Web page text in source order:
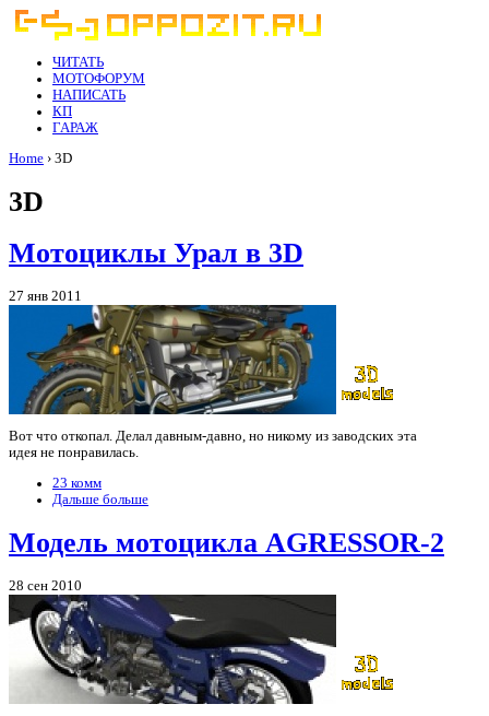
ЧИТАТЬ
МОТОФОРУМ
НАПИСАТЬ
КП
ГАРАЖ
Home › 3D
3D
Мотоциклы Урал в 3D
27 янв 2011
Вот что откопал. Делал давным-давно, но никому из заводских эта
идея не понравилась.
23 комм
Дальше больше
Модель мотоцикла AGRESSOR-2
28 сен 2010